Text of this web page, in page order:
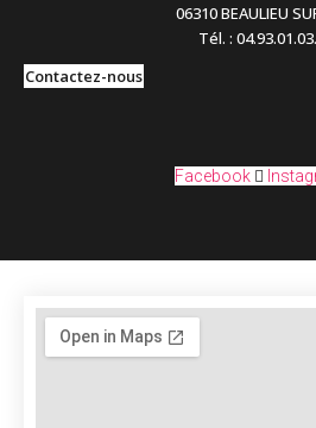
06310 BEAULIEU
Tél. :
Contactez-nous
Facebook